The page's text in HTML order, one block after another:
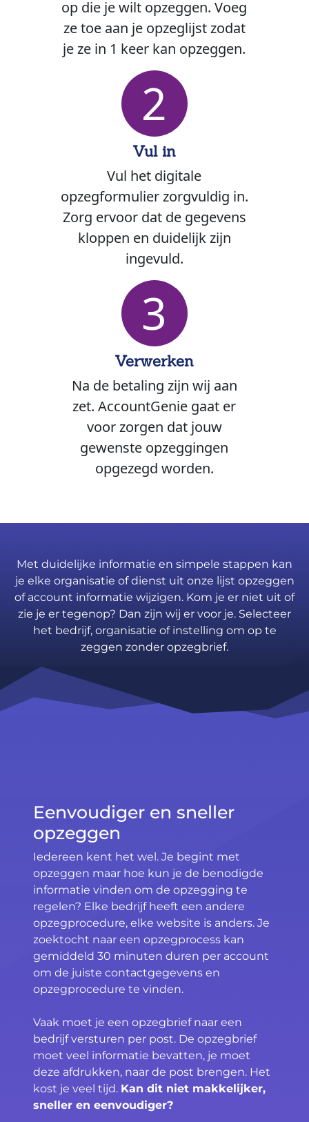
op die je wilt opzeggen. Voeg
ze toe aan je opzeglijst zodat
je ze in 1 keer kan opzeggen.
2
Vul in
Vul het digitale
opzegformulier zorgvuldig in.
Zorg ervoor dat de gegevens
kloppen en duidelijk zijn
ingevuld.
3
Verwerken
Na de betaling zijn wij aan
zet. AccountGenie gaat er
voor zorgen dat jouw
gewenste opzeggingen
opgezegd worden.
Met duidelijke informatie en simpele stappen kan
je elke organisatie of dienst uit onze lijst opzeggen
of account informatie wijzigen. Kom je er niet uit of
zie je er tegenop? Dan zijn wij er voor je. Selecteer
het bedrijf, organisatie of instelling om op te
zeggen zonder opzegbrief.
Eenvoudiger en sneller
opzeggen
Iedereen kent het wel. Je begint met
opzeggen maar hoe kun je de benodigde
informatie vinden om de opzegging te
regelen? Elke bedrijf heeft een andere
opzegprocedure, elke website is anders. Je
zoektocht naar een opzegprocess kan
gemiddeld 30 minuten duren per account
om de juiste contactgegevens en
opzegprocedure te vinden.
Vaak moet je een opzegbrief naar een
bedrijf versturen per post. De opzegbrief
moet veel informatie bevatten, je moet
deze afdrukken, naar de post brengen. Het
kost je veel tijd. Kan dit niet makkelijker,
sneller en eenvoudiger?